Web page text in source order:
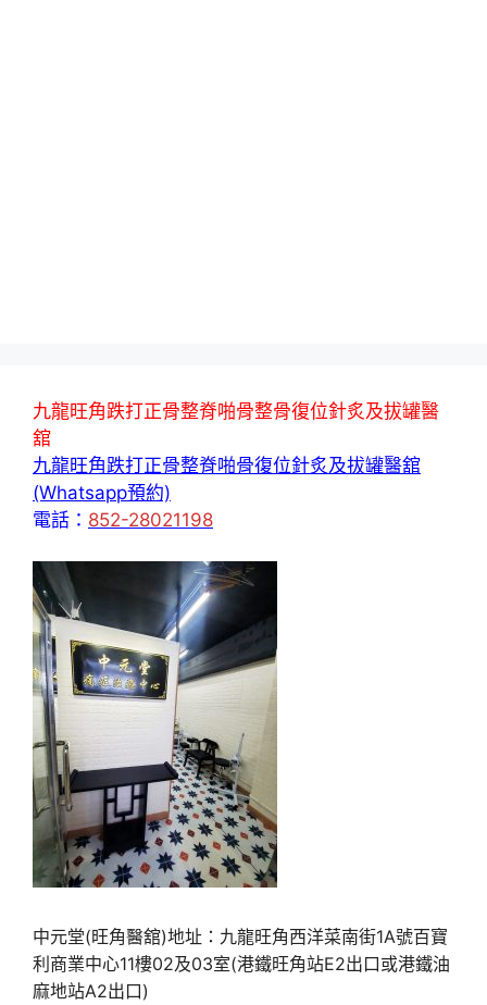
九龍旺角跌打正骨整脊啪骨整骨復位針炙及拔罐醫
舘
九龍旺角跌打正骨整脊啪骨復位針炙及拔罐醫舘
(Whatsapp預約)
電話： 852-28021198
中元堂(旺角醫舘)地址：九龍旺角西洋菜南街1A號百寶
利商業中心11樓02及03室(港鐵旺角站E2出口或港鐵油
麻地站A2出口)